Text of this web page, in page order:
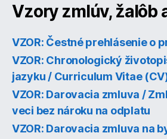
Vzory zmlúv, žalôb
VZOR: Čestné prehlásenie o
VZOR: Chronologický
jazyku / Curriculum Vitae
VZOR: Darovacia zmluva /
veci bez nároku na odplatu
VZOR: Darovacia zmluva na